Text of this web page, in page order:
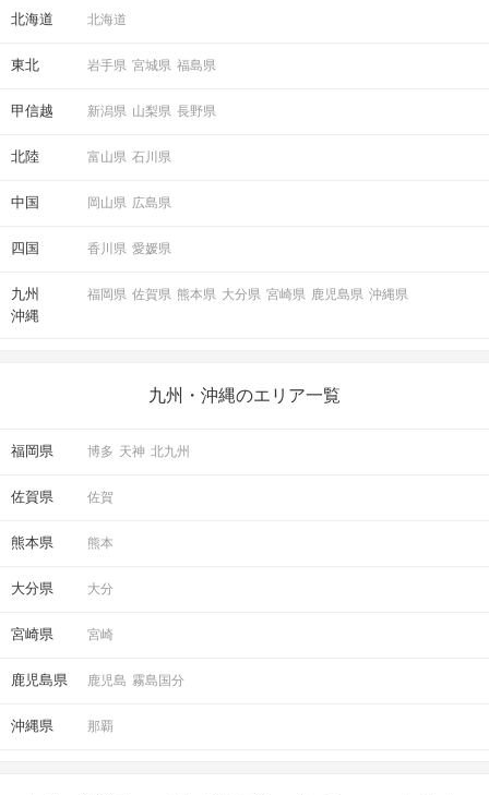
北海道 北海道
東北 岩手県 宮城県 福島県
甲信越 新潟県 山梨県 長野県
北陸 富山県 石川県
中国 岡山県 広島県
四国 香川県 愛媛県
九州
沖縄
福岡県 佐賀県 熊本県 大分県 宮崎県 鹿児島県 沖縄県
九州・沖縄のエリア一覧
福岡県 博多 天神 北九州
佐賀県 佐賀
熊本県 熊本
大分県 大分
宮崎県 宮崎
鹿児島県 鹿児島 霧島国分
沖縄県 那覇